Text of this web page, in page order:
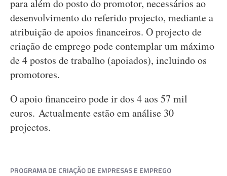
para além do posto do promotor, necessários ao
desenvolvimento do referido projecto, mediante a
atribuição de apoios financeiros. O projecto de
criação de emprego pode contemplar um máximo
de 4 postos de trabalho (apoiados), incluindo os
promotores.
O apoio financeiro pode ir dos 4 aos 57 mil
euros. Actualmente estão em análise 30
projectos.
PROGRAMA DE CRIAÇÃO DE EMPRESAS E EMPREGO